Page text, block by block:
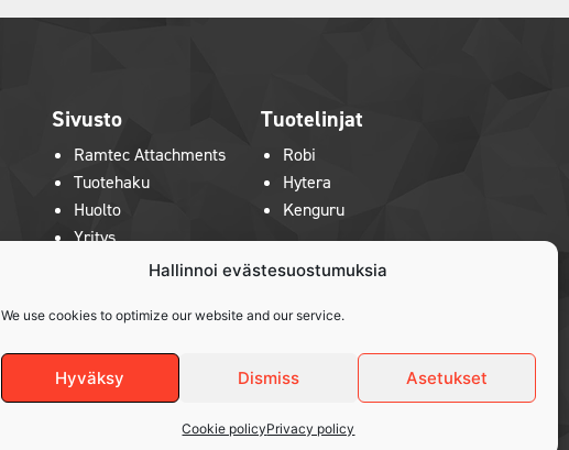
Hallinnoi evästesuostumuksia
We use cookies to optimize our website and our service.
Hyväksy Dismiss Asetukset
Cookie policyPrivacy policy
Sivusto
Ramtec Attachments
Tuotehaku
Huolto
Yritys
Uutiset ja näyttelyt
Ota yhteyttä
Tuotelinjat
Robi
Hytera
Kenguru